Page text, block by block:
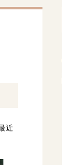
近